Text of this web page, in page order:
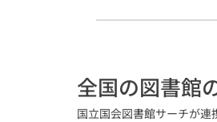
全国の図書館
国立国会図書館サーチが連